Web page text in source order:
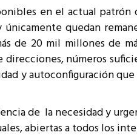
en el actual patrón
quedan
de 20 mil millones de
números
y autoconfiguración
de la necesidad y
abiertas a todos los